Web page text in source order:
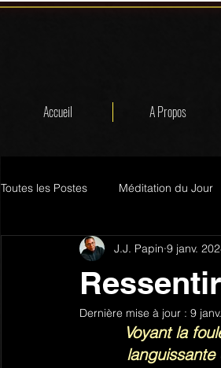
Accueil A Propos
Toutes les Postes Méditation du Jour
J.J. Papin 9 janv.
Dernière mise à jour : 9
Voyant la